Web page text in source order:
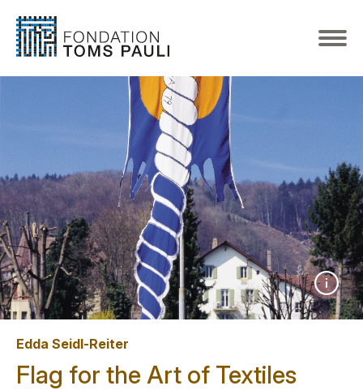
Edda Seidl-Reiter
Flag for the Art of Textiles